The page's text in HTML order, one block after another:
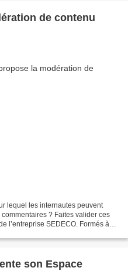
de contenu
lequel les internautes peuvent
? Faites valider ces
l’entreprise SEDECO. Formés à
son Espace